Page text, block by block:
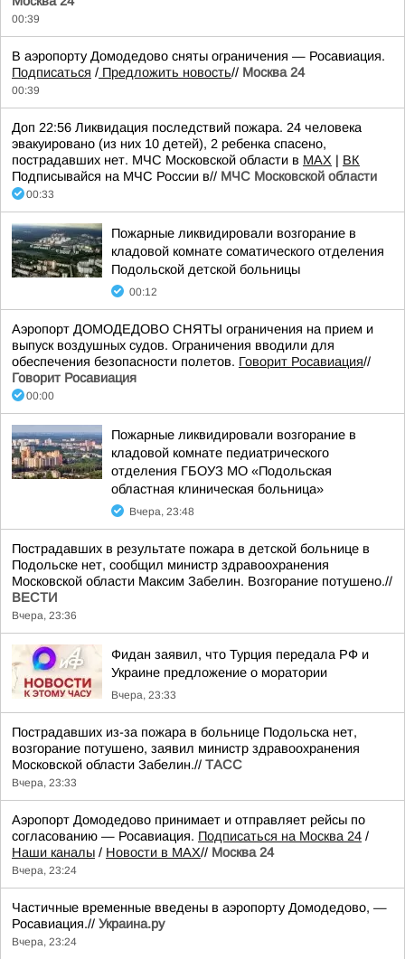
00:39
В аэропорту Домодедово сняты ограничения — Росавиация.
Подписаться / Предложить новость// Москва 24
00:39
Доп 22:56 Ликвидация последствий пожара. 24 человека
эвакуировано (из них 10 детей), 2 ребенка спасено,
пострадавших нет. МЧС Московской области в MAX | ВК
Подписывайся на МЧС России в// МЧС Московской области
00:33
Пожарные ликвидировали возгорание в
кладовой комнате соматического отделения
Подольской детской больницы
00:12
Аэропорт ДОМОДЕДОВО СНЯТЫ ограничения на прием и
выпуск воздушных судов. Ограничения вводили для
обеспечения безопасности полетов. Говорит Росавиация//
Говорит Росавиация
00:00
Пожарные ликвидировали возгорание в
кладовой комнате педиатрического
отделения ГБОУЗ МО «Подольская
областная клиническая больница»
Вчера, 23:48
Пострадавших в результате пожара в детской больнице в
Подольске нет, сообщил министр здравоохранения
Московской области Максим Забелин. Возгорание потушено.//
ВЕСТИ
Вчера, 23:36
Фидан заявил, что Турция передала РФ и
Украине предложение о моратории
Вчера, 23:33
Пострадавших из-за пожара в больнице Подольска нет,
возгорание потушено, заявил министр здравоохранения
Московской области Забелин.// ТАСС
Вчера, 23:33
Аэропорт Домодедово принимает и отправляет рейсы по
согласованию — Росавиация. Подписаться на Москва 24 /
Наши каналы / Новости в MAX// Москва 24
Вчера, 23:24
Частичные временные введены в аэропорту Домодедово, —
Росавиация.// Украина.ру
Вчера, 23:24